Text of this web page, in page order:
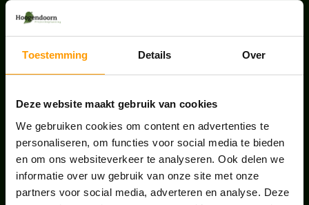
Toestemming Details Over
Deze website maakt gebruik van cookies
We gebruiken cookies om content en advertenties te
personaliseren, om functies voor social media te bieden
en om ons websiteverkeer te analyseren. Ook delen we
informatie over uw gebruik van onze site met onze
partners voor social media, adverteren en analyse. Deze
LAATSTE NIEUWS
BLOG: LUIS IN KANTOORPLANTEN – ZO
PAKKEN WE HET AAN
UNION HOUSE UTRECHT